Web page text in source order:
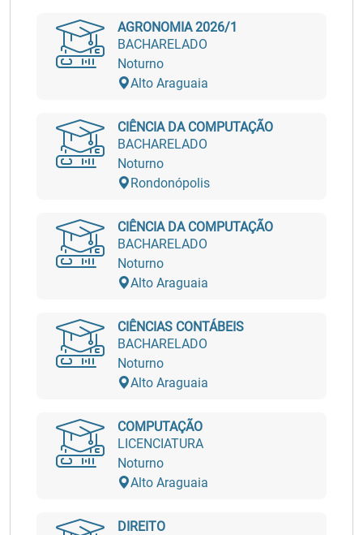
AGRONOMIA 2026/1
BACHARELADO
Noturno
Alto Araguaia
CIÊNCIA DA COMPUTAÇÃO
BACHARELADO
Noturno
Rondonópolis
CIÊNCIA DA COMPUTAÇÃO
BACHARELADO
Noturno
Alto Araguaia
CIÊNCIAS CONTÁBEIS
BACHARELADO
Noturno
Alto Araguaia
COMPUTAÇÃO
LICENCIATURA
Noturno
Alto Araguaia
DIREITO